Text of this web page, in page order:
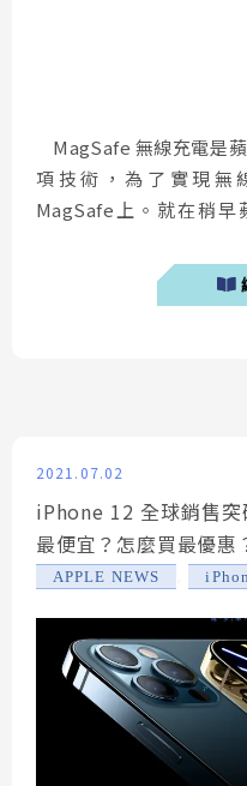
MagSafe 無線充電是
項技術，為了實現無
MagSafe上。就在稍早
新的 iPhone 12 系
MagSafe 外接式電池外
2021.07.02
iPhone 12 全球銷售
最便宜？怎麼買最優惠
APPLE NEWS